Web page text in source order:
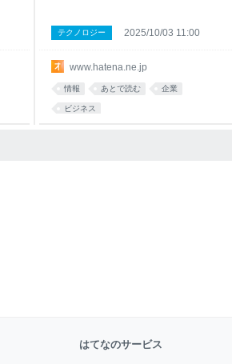
www.hatena.ne.jp
テクノロジー 2025/10/03 11:00
情報 あとで読む 企業
ビジネス
はてなのサービス